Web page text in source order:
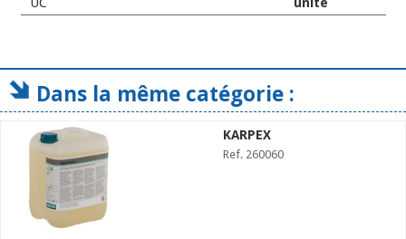
Dans la même catégorie :
KARPEX
Ref. 260060